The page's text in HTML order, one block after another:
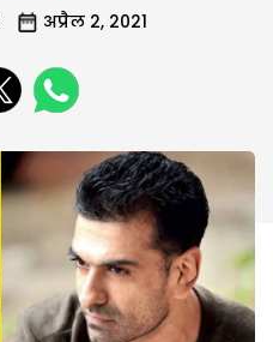
अप्रैल 2, 2021